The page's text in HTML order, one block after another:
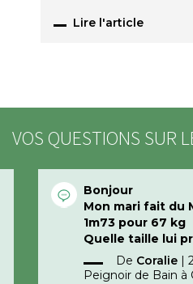
Lire l'article
VOS QUESTIONS SUR
Bonjour
Mon mari fait du
1m73 pour 67 kg
Quelle taille lui
Merci d’avance
De Coralie |
Peignoir de Bain à